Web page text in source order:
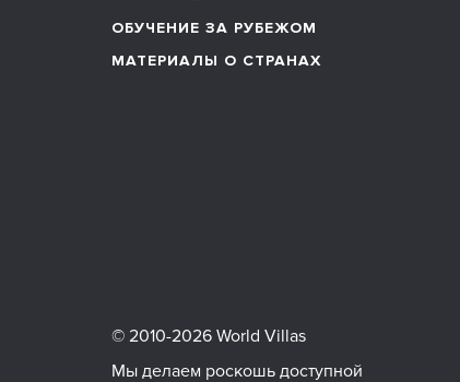
ОБУЧЕНИЕ ЗА РУБЕЖОМ
МАТЕРИАЛЫ О СТРАНАХ
© 2010-2026 World Villas
Мы делаем роскошь доступной